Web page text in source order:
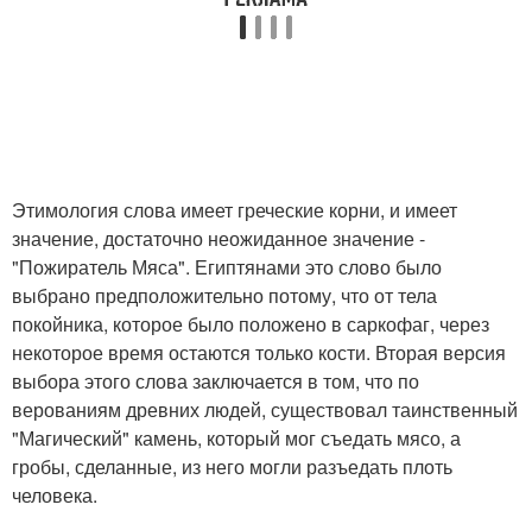
Этимология слова имеет греческие корни, и имеет
значение, достаточно неожиданное значение -
"Пожиратель Мяса". Египтянами это слово было
выбрано предположительно потому, что от тела
покойника, которое было положено в саркофаг, через
некоторое время остаются только кости. Вторая версия
выбора этого слова заключается в том, что по
верованиям древних людей, существовал таинственный
"Магический" камень, который мог съедать мясо, а
гробы, сделанные, из него могли разъедать плоть
человека.